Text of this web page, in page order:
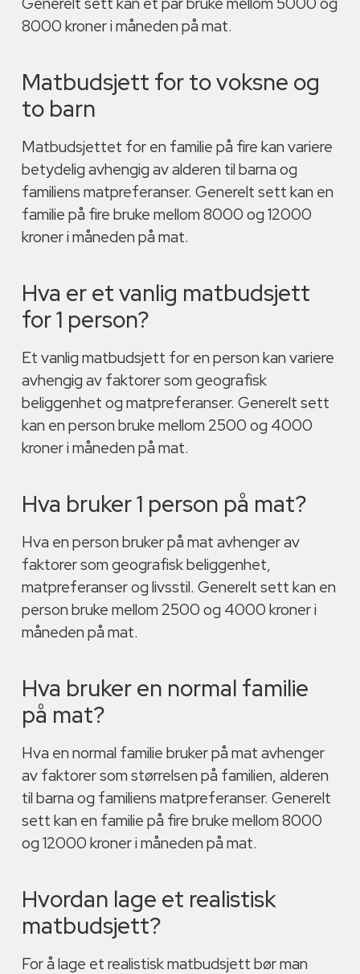
8000 kroner i måneden på mat.
Matbudsjett for to voksne og
to barn
Matbudsjettet for en familie på fire kan variere
betydelig avhengig av alderen til barna og
familiens matpreferanser. Generelt sett kan en
familie på fire bruke mellom 8000 og 12000
kroner i måneden på mat.
Hva er et vanlig matbudsjett
for 1 person?
Et vanlig matbudsjett for en person kan variere
avhengig av faktorer som geografisk
beliggenhet og matpreferanser. Generelt sett
kan en person bruke mellom 2500 og 4000
kroner i måneden på mat.
Hva bruker 1 person på mat?
Hva en person bruker på mat avhenger av
faktorer som geografisk beliggenhet,
matpreferanser og livsstil. Generelt sett kan en
person bruke mellom 2500 og 4000 kroner i
måneden på mat.
Hva bruker en normal familie
på mat?
Hva en normal familie bruker på mat avhenger
av faktorer som størrelsen på familien, alderen
til barna og familiens matpreferanser. Generelt
sett kan en familie på fire bruke mellom 8000
og 12000 kroner i måneden på mat.
Hvordan lage et realistisk
matbudsjett?
For å lage et realistisk matbudsjett bør man